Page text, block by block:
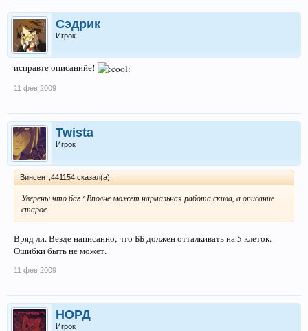
Сэдрик
Игрок
исправте описанийе!
11 фев 2009
Twista
Игрок
Винсент;441154 сказал(а):
Уверены что баг? Вполне может нармальная работа скила, а описание
старое.
Вряд ли. Везде написанно, что ББ должен отталкивать на 5 клеток.
Ошибки быть не может.
11 фев 2009
НОРД
Игрок